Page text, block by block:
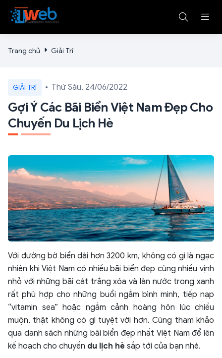
Trang chủ Giải Trí
GIẢI TRÍ Thứ Sáu, 24/06/2022
Gợi Ý Các Bãi Biển Việt Nam Đẹp Cho
Chuyến Du Lịch Hè
Với đường bờ biển dài hơn 3200 km, không có gì là ngạc
nhiên khi Việt Nam có nhiều bãi biển đẹp cùng nhiều vịnh
nhỏ với những bãi cát trắng xóa và làn nước trong xanh
rất phù hợp cho những buổi ngắm bình minh, tiếp nạp
“vitamin sea” hoặc ngắm cảnh hoàng hôn lúc chiều
muộn, thật không có gì tuyệt vời hơn. Cùng tham khảo
qua danh sách những bãi biển đẹp nhất Việt Nam để lên
kế hoạch cho chuyến du lịch hè sắp tới của bạn nhé.